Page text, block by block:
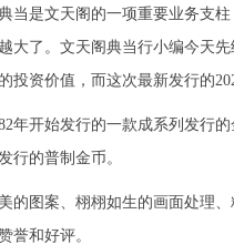
当是文天阁的一项重要业务支
大了。文天阁典当行小编今天
投资价值，而这次最新发行的
年开始发行的一款成系列发
行的普制金币。
的图案、栩栩如生的画面处理
誉和好评。